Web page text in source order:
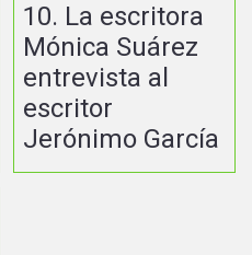
10. La escritora
Mónica Suárez
entrevista al
escritor
Jerónimo García